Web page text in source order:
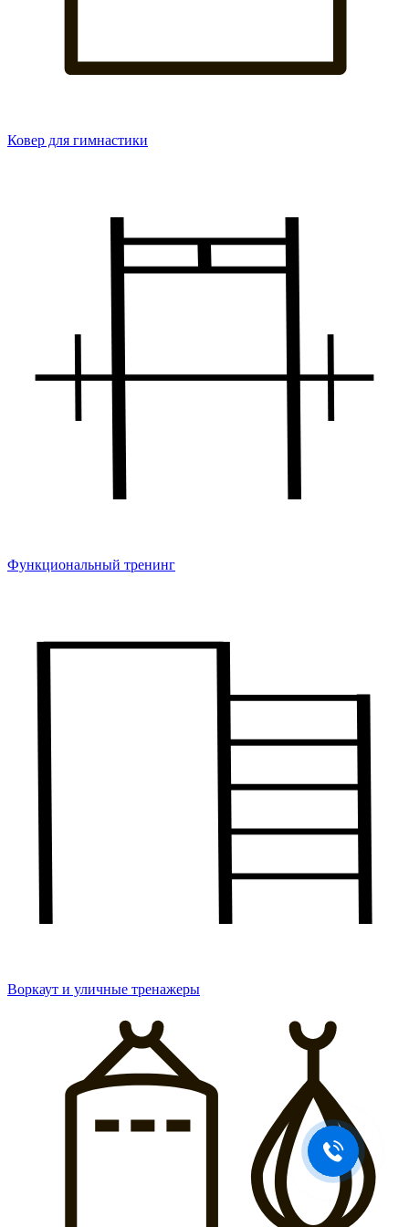
Ковер для гимнастики
Функциональный тренинг
Воркаут и уличные тренажеры